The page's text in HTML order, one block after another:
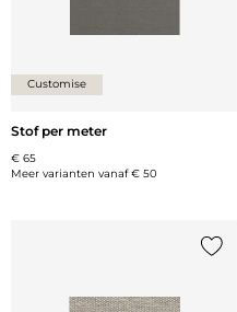
Customise
Stof per meter
€ 65
Meer varianten vanaf€ 50